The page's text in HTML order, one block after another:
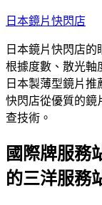
跳
主
要
內
容
日本鏡片快閃店
日本鏡片快閃店的
根據度數、散光軸
日本製薄型鏡片
快閃店從優質的鏡
查技術。
國際牌服務
的三洋服務